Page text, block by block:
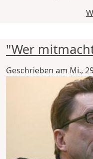
"Wer
Geschrieben am Mi.,